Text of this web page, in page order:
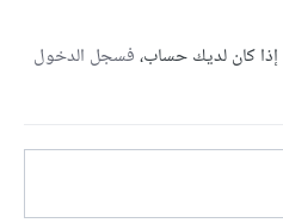
كان لديك حساب،فسجل الدخول